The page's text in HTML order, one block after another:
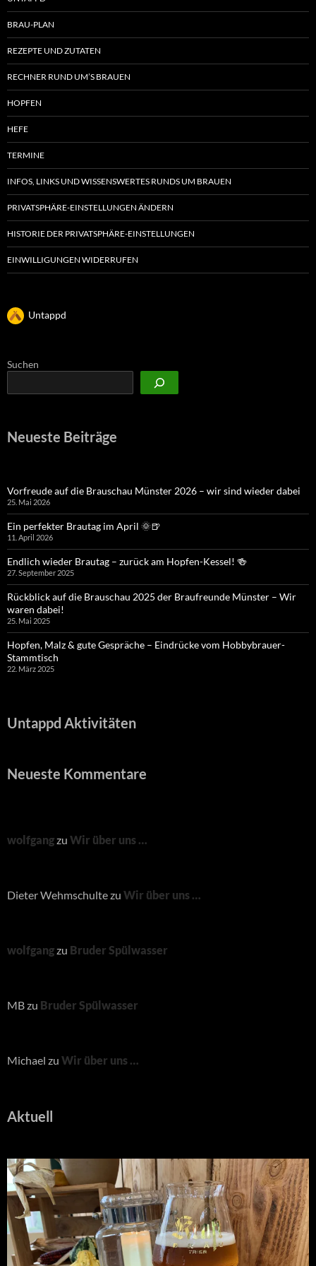
BRAU-PLAN
REZEPTE UND ZUTATEN
RECHNER RUND UM’S BRAUEN
HOPFEN
HEFE
TERMINE
INFOS, LINKS UND WISSENSWERTES RUNDS UM BRAUEN
PRIVATSPHÄRE-EINSTELLUNGEN ÄNDERN
HISTORIE DER PRIVATSPHÄRE-EINSTELLUNGEN
EINWILLIGUNGEN WIDERRUFEN
Untappd
Suchen
Neueste Beiträge
Vorfreude auf die Brauschau Münster 2026 – wir sind wieder dabei
25. Mai 2026
Ein perfekter Brautag im April 🌞🍺
11. April 2026
Endlich wieder Brautag – zurück am Hopfen-Kessel! 🍻
27. September 2025
Rückblick auf die Brauschau 2025 der Braufreunde Münster – Wir
waren dabei!
25. Mai 2025
Hopfen, Malz & gute Gespräche – Eindrücke vom Hobbybrauer-
Stammtisch
22. März 2025
Untappd Aktivitäten
Neueste Kommentare
wolfgangzu Wir über uns …
Dieter Wehmschultezu Wir über uns …
wolfgangzu Bruder Spülwasser
MBzu Bruder Spülwasser
Michael zu Wir über uns …
Aktuell